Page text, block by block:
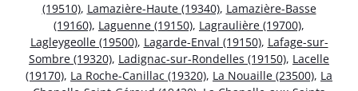
(19510), Lamazière-Haute (19340), Lamazière-Basse
(19160), Laguenne (19150), Lagraulière (19700),
Lagleygeolle (19500), Lagarde-Enval (19150), Lafage-sur-
Sombre (19320), Ladignac-sur-Rondelles (19150), Lacelle
(19170), La Roche-Canillac (19320), La Nouaille (23500), La